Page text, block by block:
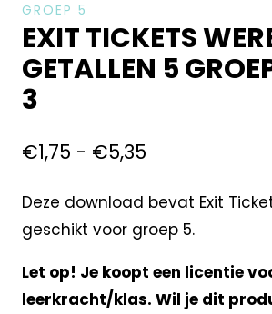
GROEP 5
EXIT TICKETS
GETALLEN 5
3
€1,75 - €5,35
Deze download bevat Exit
geschikt voor groep 5.
Let op! Je koopt een licentie
leerkracht/klas. Wil je dit